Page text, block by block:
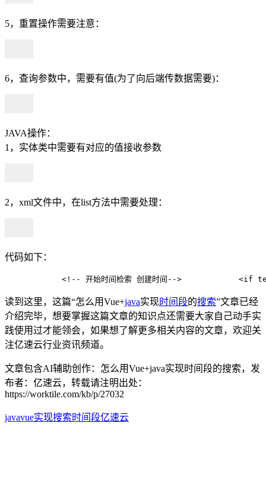
5，重置操作需要注意：
6，查询参数中，需要有值(为了向后端传数据需要)：
JAVA操作：
1，实体类中需要有对应的值接收参数
2，xml文件中，在list方法中需要处理：
代码如下：
<!-- 开始时间检索 创建时间-->
读到这里，这篇“怎么用Vue+java实现时间段的搜索”文章已经
介绍完毕，想要掌握这篇文章的知识点还需要大家自己动手实
践使用过才能领会，如果想了解更多相关内容的文章，欢迎关
注亿速云行业资讯频道。
文章包含AI辅助创作：怎么用Vue+java实现时间段的搜索，发
布者：亿速云，转载请注明出处：
https://worktile.com/kb/p/27032
javavue实现搜索时间段亿速云